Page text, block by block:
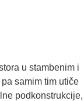
u stambenim i
samim tim utiče